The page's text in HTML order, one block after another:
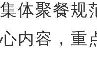
集体聚餐规
心内容，重